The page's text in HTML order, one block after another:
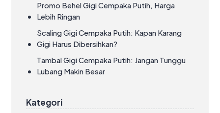
Promo Behel Gigi Cempaka Putih, Harga
Lebih Ringan
Scaling Gigi Cempaka Putih: Kapan Karang
Gigi Harus Dibersihkan?
Tambal Gigi Cempaka Putih: Jangan Tunggu
Lubang Makin Besar
Kategori